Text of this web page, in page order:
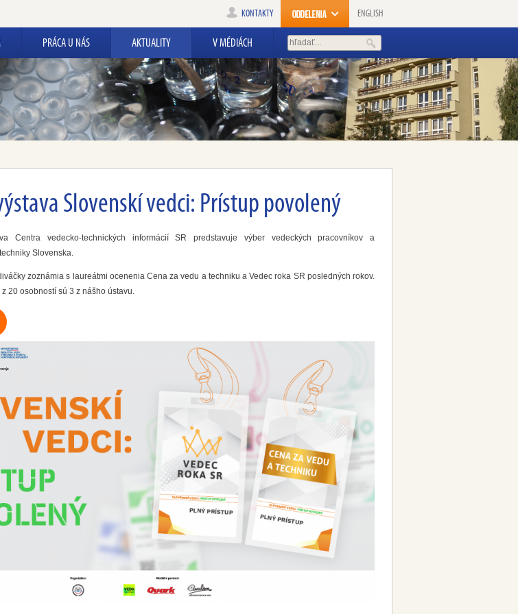
ENGLISH
KONTAKTY
PRÁCA U NÁS AKTUALITY V MÉDIÁCH
Slovenskí vedci: Prístup povolený
Centra vedecko-technických informácií SR predstavuje výber vedeckých pracovníkov a
Slovenska.
zoznámia s laureátmi ocenenia Cena za vedu a techniku a Vedec roka SR posledných rokov.
20 osobností sú 3 z nášho ústavu.